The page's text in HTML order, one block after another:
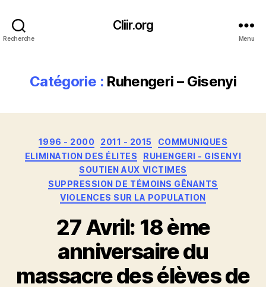
Recherche
Cliir.org
Menu
Catégorie : Ruhengeri – Gisenyi
Catégories
1996 - 2000 2011 - 2015
COMMUNIQUES
ELIMINATION DES ÉLITES
RUHENGERI - GISENYI
SOUTIEN AUX VICTIMES
SUPPRESSION DE TÉMOINS GÊNANTS
VIOLENCES SUR LA POPULATION
27 Avril: 18 ème
anniversaire du
massacre des élèves de